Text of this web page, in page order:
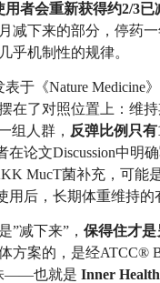
用者会重新获得约2/3已
减下来的部分，停药
乎机制性的规律。
表于《Nature Medicine
在了对照位置上：维
组人群， 反弹比例只有
在论文Discussion中明
MucT菌补充，可能
用后，长期体重维持的
”减下来”，保得住才
方案的，是经ATCC®
——也就是Inner